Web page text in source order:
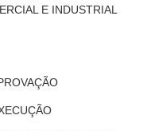
E INDUSTRIAL